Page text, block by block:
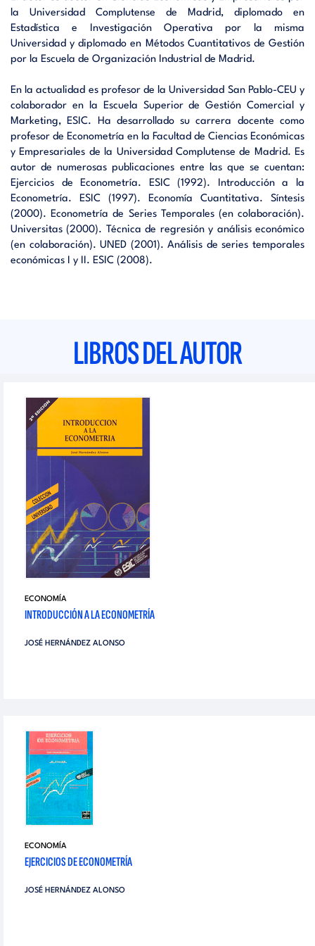
la Universidad Complutense de Madrid, diplomado en
Estadística e Investigación Operativa por la misma
Universidad y diplomado en Métodos Cuantitativos de Gestión
por la Escuela de Organización Industrial de Madrid.
En la actualidad es profesor de la Universidad San Pablo-CEU y
colaborador en la Escuela Superior de Gestión Comercial y
Marketing, ESIC. Ha desarrollado su carrera docente como
profesor de Econometría en la Facultad de Ciencias Económicas
y Empresariales de la Universidad Complutense de Madrid. Es
autor de numerosas publicaciones entre las que se cuentan:
Ejercicios de Econometría. ESIC (1992). Introducción a la
Econometría. ESIC (1997). Economía Cuantitativa. Síntesis
(2000). Econometría de Series Temporales (en colaboración).
Universitas (2000). Técnica de regresión y análisis económico
(en colaboración). UNED (2001). Análisis de series temporales
económicas I y II. ESIC (2008).
LIBROS DEL AUTOR
ECONOMÍA
INTRODUCCIÓN A LA ECONOMETRÍA
JOSÉ HERNÁNDEZ ALONSO
ECONOMÍA
EJERCICIOS DE ECONOMETRÍA
JOSÉ HERNÁNDEZ ALONSO